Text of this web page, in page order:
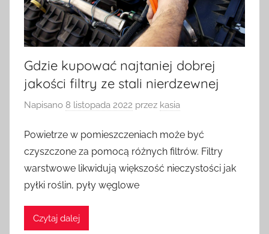
Gdzie kupować najtaniej dobrej
jakości filtry ze stali nierdzewnej
Napisano 8 listopada 2022 przez kasia
Powietrze w pomieszczeniach może być
czyszczone za pomocą różnych filtrów. Filtry
warstwowe likwidują większość nieczystości jak
pyłki roślin, pyły węglowe
Czytaj dalej